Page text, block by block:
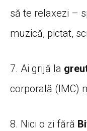
să te relaxezi –
muzică, pictat,
7. Ai grijă la
corporală (IMC)
8. Nici o zi fără